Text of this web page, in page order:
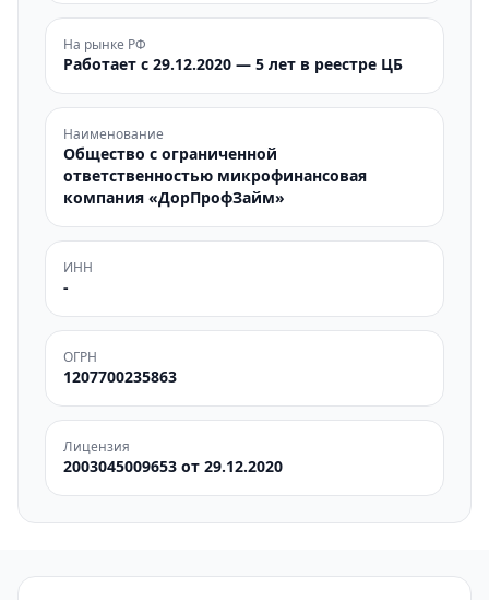
На рынке РФ
Работает с 29.12.2020 — 5 лет в реестре ЦБ
Наименование
Общество с ограниченной
ответственностью микрофинансовая
компания «ДорПрофЗайм»
ИНН
-
ОГРН
1207700235863
Лицензия
2003045009653 от 29.12.2020